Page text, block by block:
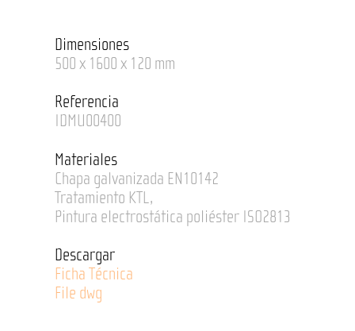
Dimensiones
500 x 1600 x 120 mm
Referencia
IDMU00400
Materiales
Chapa galvanizada EN10142
Tratamiento KTL,
Pintura electrostática poliéster ISO2813
Descargar
Ficha Técnica
File dwg